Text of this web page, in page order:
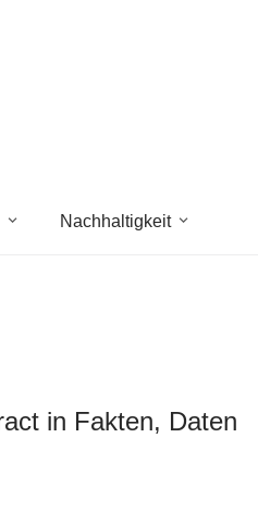
Nachhaltigkeit
in Fakten, Daten